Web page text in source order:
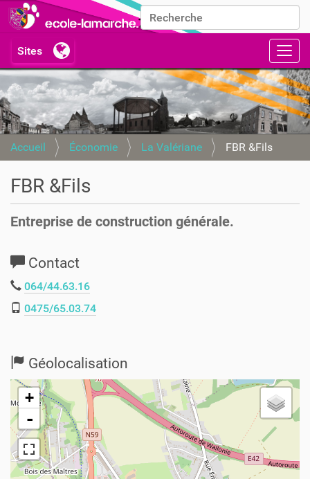
Chercher par
Recherche avancée…
Accueil Économie La Valériane FBR &Fils
FBR &Fils
Entreprise de construction générale.
Contact
064/44.63.16
0475/65.03.74
Géolocalisation
+
-